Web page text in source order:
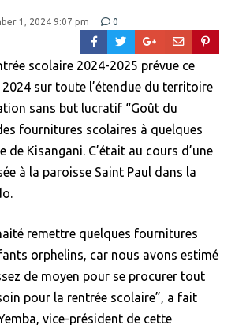
1, 2024 9:07 pm 0
scolaire 2024-2025 prévue ce
2024 sur toute l’étendue du territoire
sans but lucratif “Goût du
fournitures scolaires à quelques
de Kisangani. C’était au cours d’une
à la paroisse Saint Paul dans la
remettre quelques fournitures
orphelins, car nous avons estimé
de moyen pour se procurer tout
pour la rentrée scolaire”, a fait
vice-président de cette